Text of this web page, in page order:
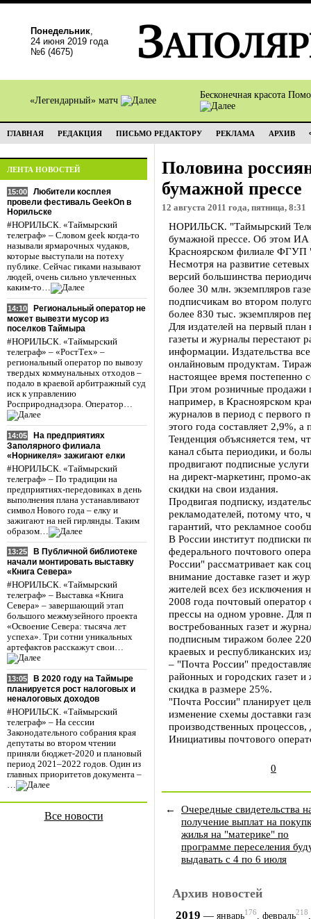
Понедельник,
24 июня 2019 года
№6 (4675)
«Легендарный» матч
Бесконечная красота
ГЛАВНАЯ РЕДАКЦИЯ ПИСЬМО РЕДАКТОРУ РЕКЛАМА АРХИВ
ЛЕНТА НОВОСТЕЙ
15:00
Любители косплея
провели фестиваль GeekOn в
Норильске
#НОРИЛЬСК. «Таймырский
телеграф» – Словом geek когда-то
называли ярмарочных чудаков,
которые выступали на потеху
публике. Сейчас гиками называют
людей, очень сильно увлеченных
каким-то…
14:10
Региональный оператор не
может вывезти мусор из
поселков Таймыра
#НОРИЛЬСК. «Таймырский
телеграф» – «РостТех» –
региональный оператор по вывозу
твердых коммунальных отходов –
подало в краевой арбитражный суд
иск к управлению
Росприроднадзора. Оператор…
14:05
На предприятиях
Заполярного филиала
«Норникеля» зажигают елки
#НОРИЛЬСК. «Таймырский
телеграф» – По традиции на
предприятиях-передовиках в день
выполнения плана устанавливают
символ Нового года – елку и
зажигают на ней гирлянды. Таким
образом…
13:25
В Публичной библиотеке
начали монтировать выставку
«Книга Севера»
#НОРИЛЬСК. «Таймырский
телеграф» – Выставка «Книга
Севера» – завершающий этап
большого межмузейного проекта
«Освоение Севера: тысяча лет
успеха». Три сотни уникальных
артефактов расскажут свои…
13:05
В 2020 году на Таймыре
планируется рост налоговых и
неналоговых доходов
#НОРИЛЬСК. «Таймырский
телеграф» – На сессии
Законодательного собрания края
депутаты во втором чтении
приняли бюджет-2020 и плановый
период 2021–2022 годов. Один из
главных приоритетов документа –
…
Все новости
Половина
бумажной прессе
12 августа 2011 года, пятница, 8:31
НОРИЛЬСК. "Таймырский
бумажной прессе. Об этом
Красноярском филиале ФГУП
Несмотря на развитие
версий большинства
более 30 млн. экземпляров
подписчикам во втором
более 830 тыс. экземпляров
Для издателей на первый
газеты и журналы перестают
информации. Издательства
онлайновым продуктам.
настоящее время постепенно
При этом розничные продажи
например, в Красноярском
журналов в период с первого
этого года составляет 2,9%,
Тенденция объясняется тем,
канал сбыта периодики, и
продвигают подписные
на директ-маркетинг, промо-
скидки на свои издания.
Продвигая подписку,
рекламодателей, потому что,
гарантий, что рекламное
В России институт подписки
федерального почтового
России" рассматривает как
внимание доставке газет и
жителей всех без исключения
2008 года почтовый оператор
прессы на одном уровне. Для
востребованных газет и
подписным тиражом более
краевых и республиканских
– "Почта России"
районных и городских газет
скидка в размере 25%.
"Почта России" планирует
изменение схемы доставки
производственных
Инициативы почтового
0
←
Очередные свидетельства
получение выплат на
жилья на "материке" по
программе переселения
выдавать с 4 по 6 июля
Архив новостей
2019 — январь176 февраль218